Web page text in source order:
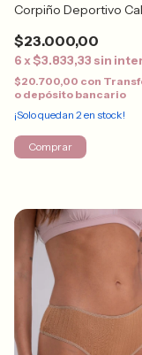
Corpiño Deportivo
$23.000,00
6 x$3.833,33 sin
$20.700,00 con
o depósito bancario
¡Solo quedan 2 en stock!
Comprar